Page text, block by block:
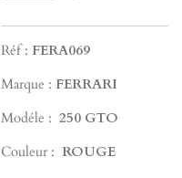
Réf : FERA069
Marque : FERRARI
Modéle : 250 GTO
Couleur : ROUGE